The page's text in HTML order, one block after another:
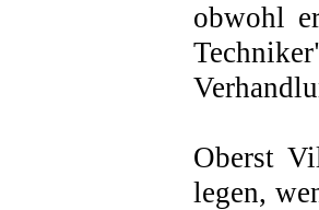
obwohl
Oberst
legen,